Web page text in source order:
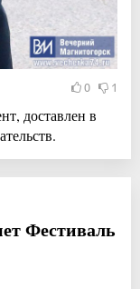
0 1
доставлен в
Фестиваль